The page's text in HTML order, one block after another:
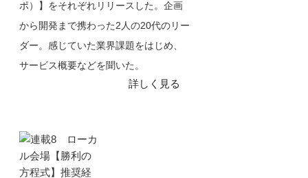
ポ）】をそれぞれリリースした。企画
から開発まで携わった2人の20代のリー
ダー。感じていた業界課題をはじめ、
サービス概要などを聞いた。
詳しく見る